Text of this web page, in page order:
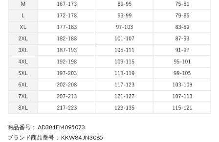
商品番号 ： AD381EM095073
ブランド商品番号 ： KKW84 JN3065